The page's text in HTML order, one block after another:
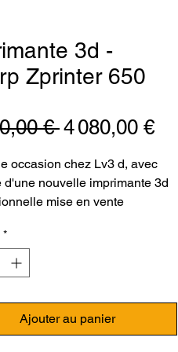
3d -
Zprinter 650
€ Prix
4 080,00 €Prix
occasion chez Lv3 d, avec
d'une nouvelle imprimante 3d
mise en vente
:
pour les professionnels.
a été acheté neuve par
*
Ajouter au panier